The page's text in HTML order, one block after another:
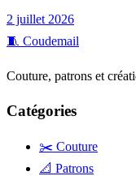
2 juillet 2026
🧵 Coudemail
Couture, patrons et
Catégories
✂️ Couture
📐 Patrons